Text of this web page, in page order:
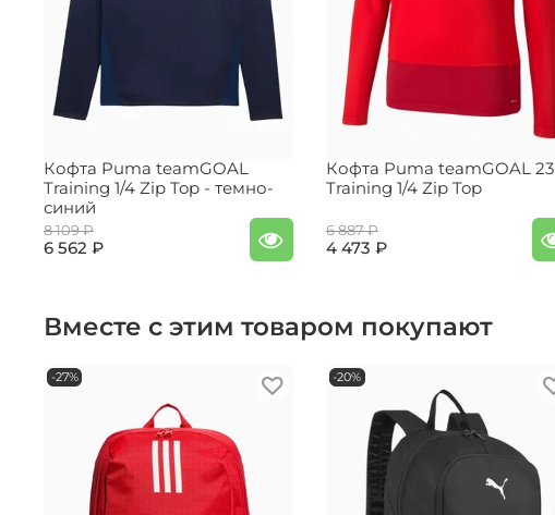
Кофта Puma teamGOAL
Training 1/4 Zip Top - темно-
синий
8 109 ₽
6 562 ₽
Кофта Puma teamGOAL 23
Training 1/4 Zip Top
6 887 ₽
4 473 ₽
Вместе с этим товаром покупают
-27% -20%